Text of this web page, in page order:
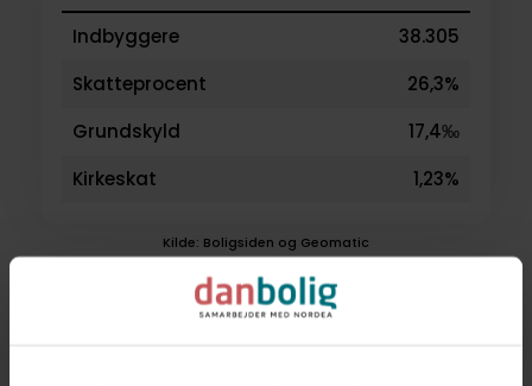
Indbyggere
38.305
Skatteprocent
26,3%
Grundskyld
17,4‰
Kirkeskat
1,23%
Kilde: Boligsiden og Geomatic
Boligen ligger i